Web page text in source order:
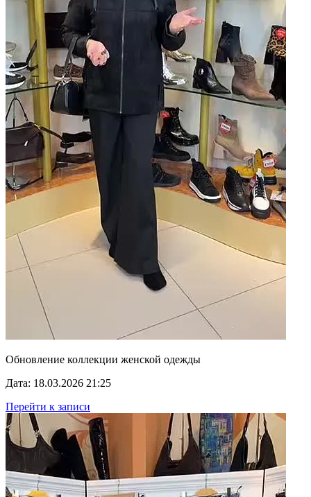
Обновление коллекции женской одежды
Дата: 18.03.2026 21:25
Перейти к записи